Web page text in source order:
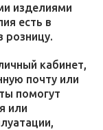
изделиями
есть в
розницу.
кабинет,
почту или
помогут
или